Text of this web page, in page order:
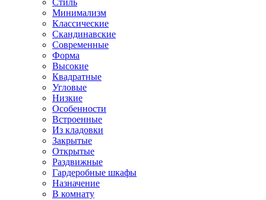
Стиль
Минимализм
Классические
Скандинавские
Современные
Форма
Высокие
Квадратные
Угловые
Низкие
Особенности
Встроенные
Из кладовки
Закрытые
Открытые
Раздвижные
Гардеробные шкафы
Назначение
В комнату